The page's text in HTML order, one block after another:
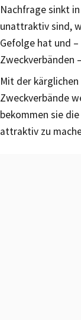
Nachfrage sinkt
unattraktiv sind,
Gefolge hat und
Zweckverbänden
Mit der
Zweckverbände
bekommen sie
attraktiv zu